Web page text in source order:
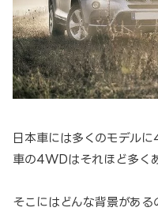
日本車には多くのモデル
車の4WDはそれほど多く
そこにはどんな背景があ